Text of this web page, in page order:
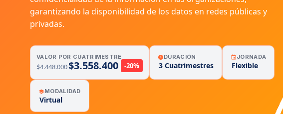
garantizando la disponibilidad de los datos en redes públicas y
privadas.
VALOR POR CUATRIMESTRE
$4.448.000$3.558.400 -20%
DURACIÓN
3 Cuatrimestres
JORNADA
Flexible
MODALIDAD
Virtual